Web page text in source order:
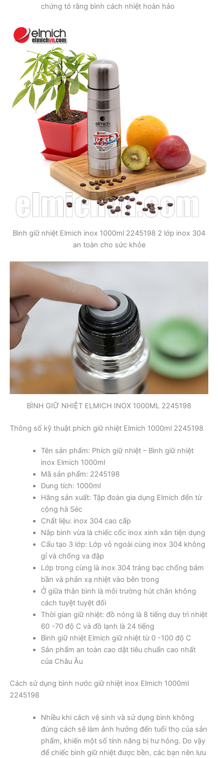
chứng tỏ rằng bình cách nhiệt hoàn hảo
Bình giữ nhiệt Elmich inox 1000ml 2245198 2 lớp inox 304
an toàn cho sức khỏe
BÌNH GIỮ NHIỆT ELMICH INOX 1000ML 2245198
Thông số kỹ thuật phích giữ nhiệt Elmich 1000ml 2245198
Tên sản phẩm: Phích giữ nhiệt – Bình giữ nhiệt
inox Elmich 1000ml
Mã sản phẩm: 2245198
Dung tích: 1000ml
Hãng sản xuất: Tập đoàn gia dụng Elmich đến từ
cộng hà Séc
Chất liệu: inox 304 cao cấp
Nắp bình vừa là chiếc cốc inox xinh xắn tiện dụng
Cấu tạo 3 lớp: Lớp vỏ ngoài cùng inox 304 không
gỉ và chống va đập
Lớp trong cùng là inox 304 tráng bạc chống bám
bần và phản xạ nhiệt vào bên trong
Ở giữa thân bình là môi trường hút chân không
cách tuyệt tuyệt đối
Thời gian giữ nhiệt: đồ nóng là 8 tiếng duy trì nhiệt
60 -70 độ C và đồ lạnh là 24 tiếng
Bình giữ nhiệt Elmich giữ nhiệt từ 0 -100 độ C
Sản phẩm an toàn cao dật tiêu chuẩn cao nhất
của Châu Âu
Cách sử dụng bình nước giữ nhiệt inox Elmich 1000ml
2245198
Nhiều khi cách vệ sinh và sử dụng bình không
đúng cách sẽ làm ảnh hưởng đến tuổi thọ của sản
phẩm, khiến một số tính năng bị hư hỏng. Do vậy
để chiếc bình giữ nhiệt được bền, các bạn nên lưu